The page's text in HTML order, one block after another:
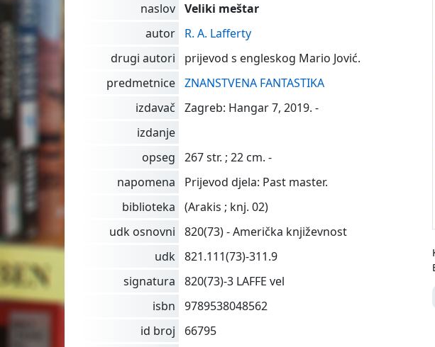
naslov
Veliki meštar
autor
R. A. Lafferty
drugi autori
prijevod s engleskog Mario Jović.
predmetnice
ZNANSTVENA FANTASTIKA
izdavač
Zagreb: Hangar 7, 2019. -
izdanje
opseg
267 str. ; 22 cm. -
napomena
Prijevod djela: Past master.
biblioteka
(Arakis ; knj. 02)
udk osnovni
820(73) - Američka književnost
udk
821.111(73)-311.9
signatura
820(73)-3 LAFFE vel
isbn
9789538048562
id broj
66795